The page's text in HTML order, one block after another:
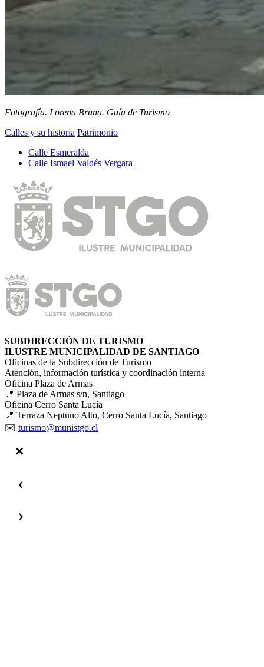
Fotografía. Lorena Bruna. Guía de Turismo
Calles y su historia Patrimonio
Calle Esmeralda
Calle Ismael Valdés Vergara
SUBDIRECCIÓN DE TURISMO
ILUSTRE MUNICIPALIDAD DE SANTIAGO
Oficinas de la Subdirección de Turismo
Atención, información turística y coordinación interna
Oficina Plaza de Armas
📍 Plaza de Armas s/n, Santiago
Oficina Cerro Santa Lucía
📍 Terraza Neptuno Alto, Cerro Santa Lucía, Santiago
✉️ turismo@munistgo.cl
‹
›